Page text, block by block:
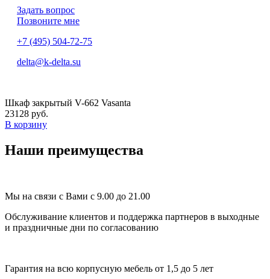
Задать вопрос
Позвоните мне
+7 (495) 504-72-75
delta@k-delta.su
Шкаф закрытый V-662 Vasanta
23128 руб.
В корзину
Наши преимущества
Мы на связи с Вами с 9.00 до 21.00
Обслуживание клиентов и поддержка партнеров в выходные
и праздничные дни по согласованию
Гарантия на всю корпусную мебель от 1,5 до 5 лет